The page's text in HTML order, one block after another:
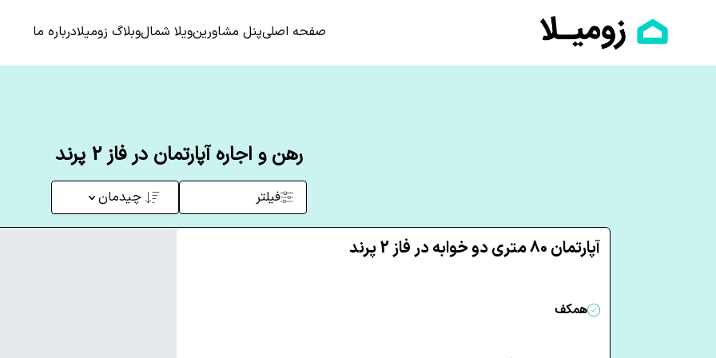
صفحه اصلیپنل مشاورینویلا شمالوبلاگ زومیلادرباره ما
رهن و اجاره آپارتمان در فاز 2 پرند
فیلتر چیدمان
آپارتمان 80 متری دو خوابه در فاز 2 پرند
همکف